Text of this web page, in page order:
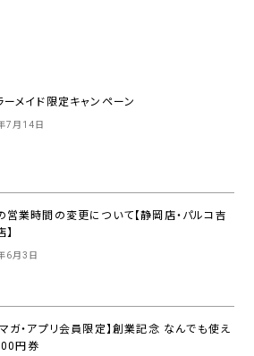
ーメイド限定キャンペーン
7月14日
営業時間の変更について【静岡店・パルコ吉
6月3日
マガ・アプリ会員限定】創業記念 なんでも使え
円券